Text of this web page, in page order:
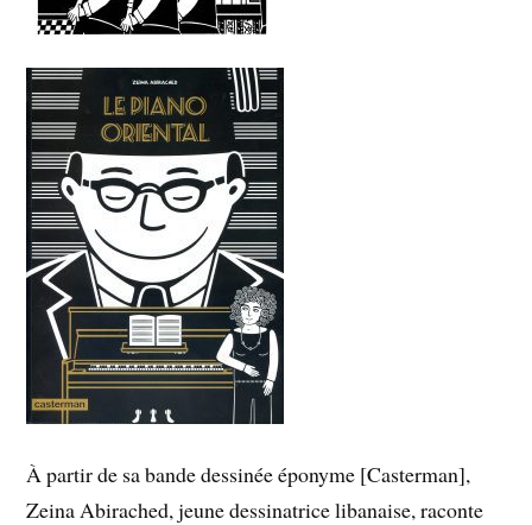
À partir de sa bande dessinée éponyme [Casterman],
Zeina Abirached, jeune dessinatrice libanaise, raconte